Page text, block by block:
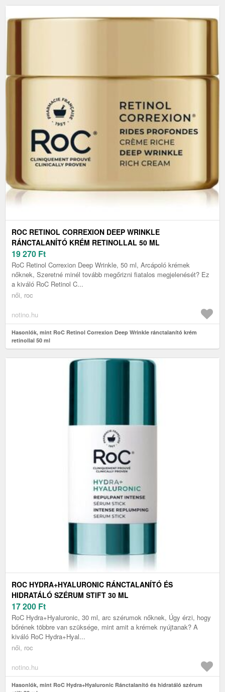
ROC RETINOL CORREXION DEEP WRINKLE
RÁNCTALANÍTÓ KRÉM RETINOLLAL 50 ML
19 270 Ft
RoC Retinol Correxion Deep Wrinkle, 50 ml, Arcápoló krémek
nőknek, Szeretné minél tovább megőrizni fiatalos megjelenését? Ez
a kiváló RoC Retinol C...
női, roc
notino.hu
Hasonlók, mint RoC Retinol Correxion Deep Wrinkle ránctalanító krém
retinollal 50 ml
ROC HYDRA+HYALURONIC RÁNCTALANÍTÓ ÉS
HIDRATÁLÓ SZÉRUM STIFT 30 ML
17 200 Ft
RoC Hydra+Hyaluronic, 30 ml, arc szérumok nőknek, Úgy érzi, hogy
bőrének többre van szüksége, mint amit a krémek nyújtanak? A
kiváló RoC Hydra+Hyal...
női, roc
notino.hu
Hasonlók, mint RoC Hydra+Hyaluronic Ránctalanító és hidratáló szérum